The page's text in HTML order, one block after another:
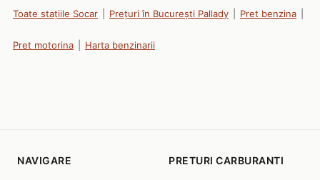
Toate stațiile Socar Prețuri în București Pallady Pret benzina
Pret motorina Harta benzinarii
NAVIGARE PRETURI CARBURANTI